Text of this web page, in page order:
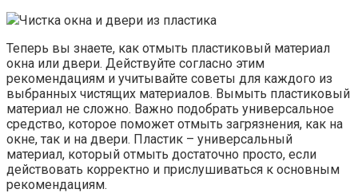
Чистка окна и двери из пластика
Теперь вы знаете, как отмыть пластиковый материал
окна или двери. Действуйте согласно этим
рекомендациям и учитывайте советы для каждого из
выбранных чистящих материалов. Вымыть пластиковый
материал не сложно. Важно подобрать универсальное
средство, которое поможет отмыть загрязнения, как на
окне, так и на двери. Пластик – универсальный
материал, который отмыть достаточно просто, если
действовать корректно и прислушиваться к основным
рекомендациям.